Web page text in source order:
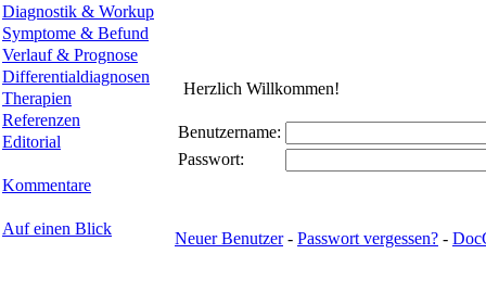
Diagnostik & Workup
Symptome & Befund
Verlauf & Prognose
Differentialdiagnosen
Therapien
Referenzen
Editorial
Kommentare
Auf einen Blick
Herzlich Willkommen!
Benutzername:
Passwort:
Neuer Benutzer- Passwort vergessen? -